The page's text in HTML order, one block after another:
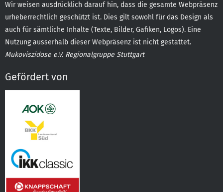
Wir weisen ausdrücklich darauf hin, dass die gesamte Webpräsenz
urheberrechtlich geschützt ist. Dies gilt sowohl für das Design als
auch für sämtliche Inhalte (Texte, Bilder, Gafiken, Logos). Eine
Nutzung ausserhalb dieser Webpräsenz ist nicht gestattet.
Mukoviszidose e.V. Regionalgruppe Stuttgart
Gefördert von